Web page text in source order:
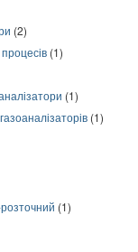
(2)
(1)
(1)
(1)
(1)